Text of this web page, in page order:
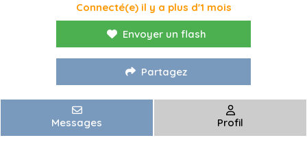
Connecté(e) il y a plus d'1 mois
Envoyer un flash
Partagez
Messages Profil